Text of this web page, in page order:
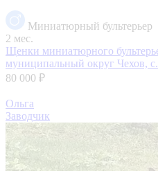
Миниатюрный бультерьер
2 мес.
Щенки миниатюрного
муниципальный округ Чехов,
80 000 ₽
Ольга
Заводчик